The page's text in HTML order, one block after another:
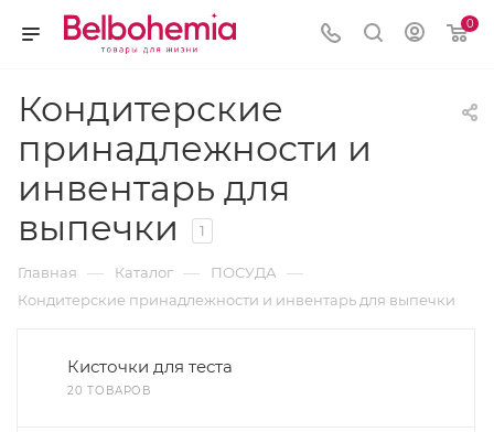
0
Кондитерские
принадлежности и
инвентарь для
выпечки
1
Главная — Каталог — ПОСУДА —
Кондитерские принадлежности и инвентарь для выпечки
Кисточки для теста
20 ТОВАРОВ